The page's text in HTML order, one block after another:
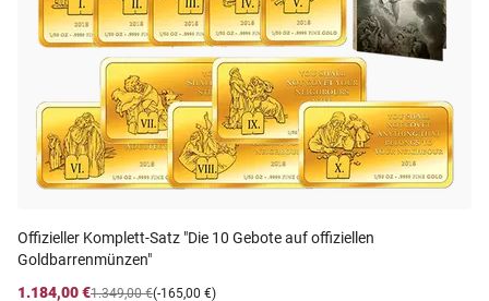
Offizieller Komplett-Satz "Die 10 Gebote auf offiziellen
Goldbarrenmünzen"
1.184,00 €
(-165,00 €)
1.349,00 €